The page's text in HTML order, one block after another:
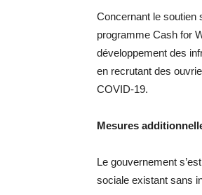
Concernant le soutien
programme Cash for
développement des
en recrutant des
COVID-19.
Mesures
Le gouvernement
sociale existant sans